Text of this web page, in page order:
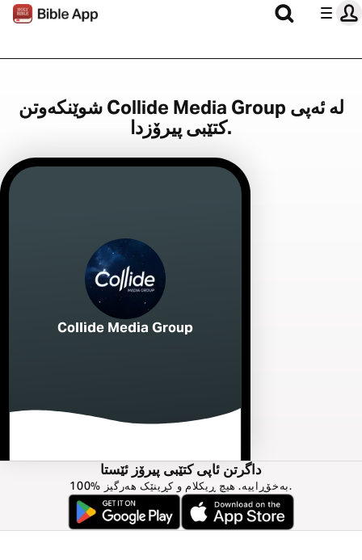
شوێنکەوتن Collide Media Group لە ئەپی
کتێبی پیرۆزدا.
Collide Media Group
داگرتن ئاپی کتێبی پیرۆز ئێستا
100% بەخۆڕاییە. هیچ ڕیکلام و کڕینێک هەرگیز.